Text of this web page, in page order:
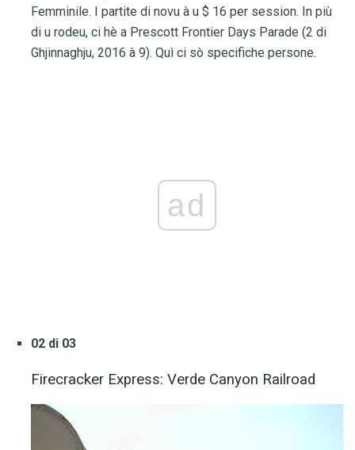
Femminile. I partite di novu à u $ 16 per session. In più
di u rodeu, ci hè a Prescott Frontier Days Parade (2 di
Ghjinnaghju, 2016 à 9). Quì ci sò specifiche persone.
ad
02 di 03
Firecracker Express: Verde Canyon Railroad